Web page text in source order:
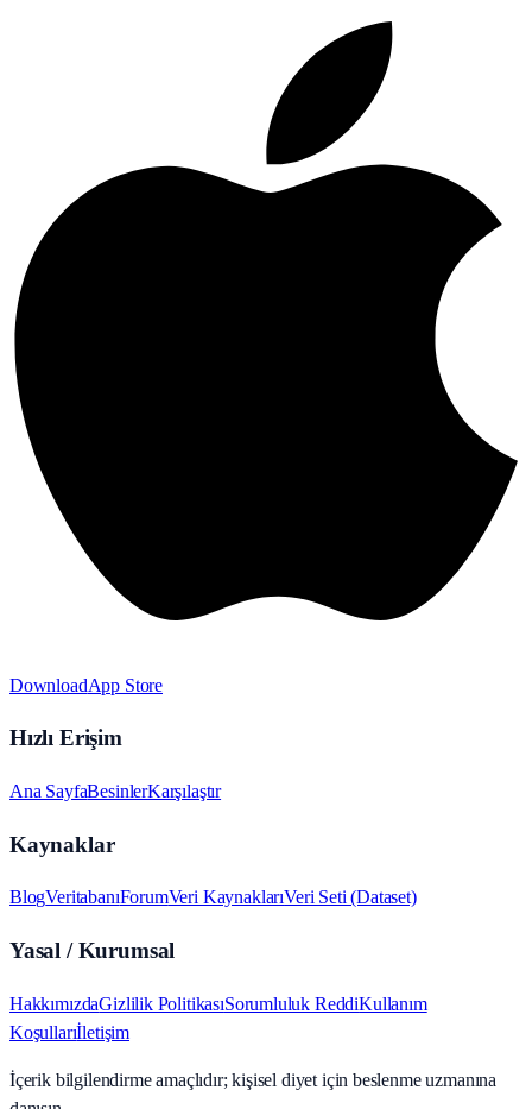
DownloadApp Store
Hızlı Erişim
Ana SayfaBesinlerKarşılaştır
Kaynaklar
BlogVeritabanıForumVeri KaynaklarıVeri Seti (Dataset)
Yasal / Kurumsal
HakkımızdaGizlilik PolitikasıSorumluluk ReddiKullanım
Koşullarıİletişim
İçerik bilgilendirme amaçlıdır; kişisel diyet için beslenme uzmanına